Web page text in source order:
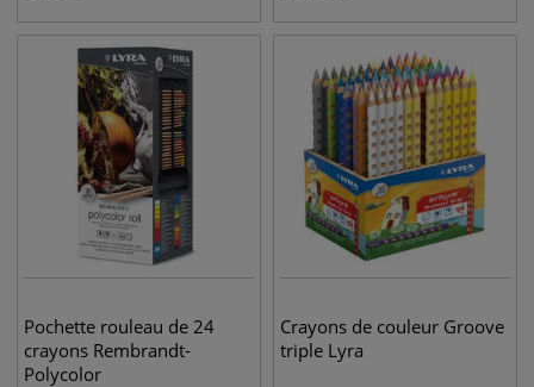
Pochette rouleau de 24
crayons Rembrandt-
Polycolor
Crayons de couleur Groove
triple Lyra